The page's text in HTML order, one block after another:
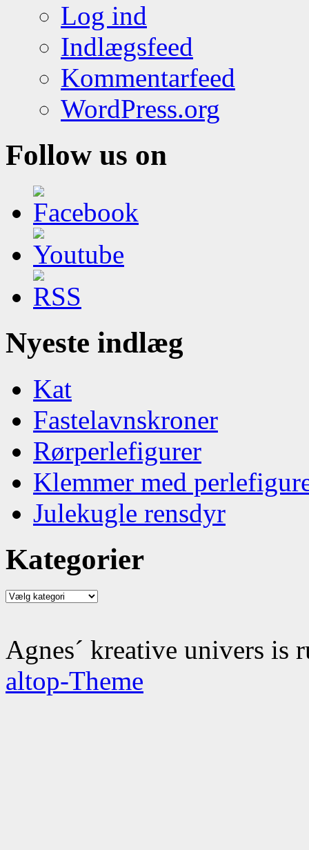
Log ind
Indlægsfeed
Kommentarfeed
WordPress.org
Follow us on
Nyeste indlæg
Kat
Fastelavnskroner
Rørperlefigurer
Klemmer med
Julekugle rensdyr
Kategorier
Kategorier
Agnes´ kreative univers
altop-Theme